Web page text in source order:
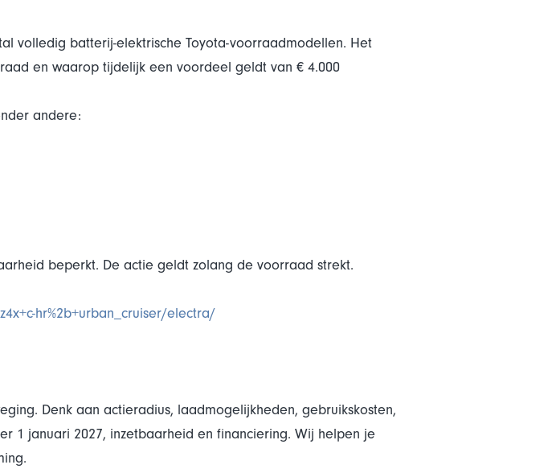
volledig batterij-elektrische Toyota-voorraadmodellen. Het
en waarop tijdelijk een voordeel geldt van € 4.000
andere:
beperkt. De actie geldt zolang de voorraad strekt.
hr%2b+urban_cruiser/electra/
Denk aan actieradius, laadmogelijkheden, gebruikskosten,
1 januari 2027, inzetbaarheid en financiering. Wij helpen je